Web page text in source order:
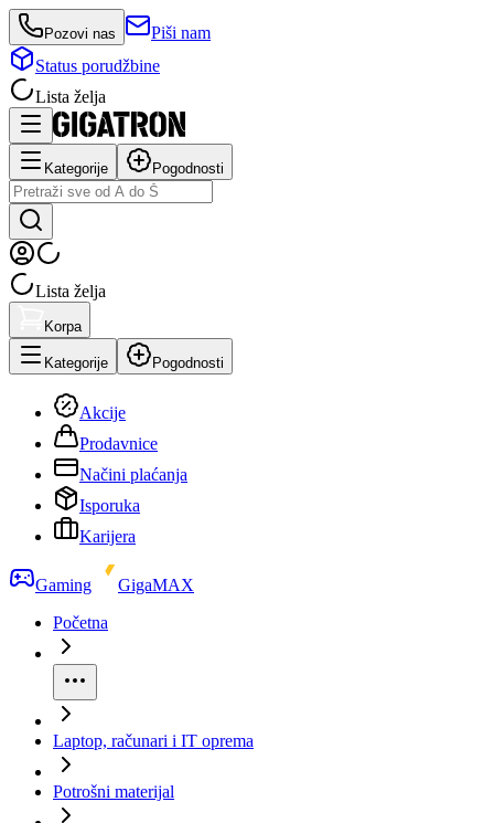
Pozovi nas
Piši nam
Status porudžbine
Lista želja
Kategorije Pogodnosti
Lista želja
Korpa
Kategorije Pogodnosti
Akcije
Prodavnice
Načini plaćanja
Isporuka
Karijera
Gaming
GigaMAX
Početna
Laptop, računari i IT oprema
Potrošni materijal